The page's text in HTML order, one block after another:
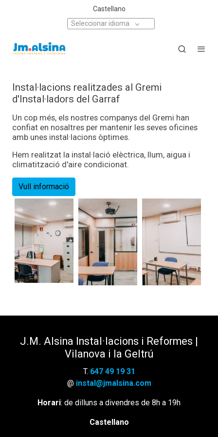
Castellano
Seleccionar idioma
Instal·lacions realitzades al Gremi
d'Instal·ladors del Garraf
Un cop més, els nostres companys del Gremi han
confiat en nosaltres per mantenir les seves oficines
amb unes instal·lacions òptimes.
Hem realitzat la instal·lació elèctrica, llum, aigua i
climatització d'aire condicionat.
Vull informació
J.M. Alsina Instal·lacions i Reformes |
Vilanova i la Geltrú
T. 647 49 19 31
@instal@jmalsina.com
Horari: de dilluns a divendres de 8h a 19h
Castellano